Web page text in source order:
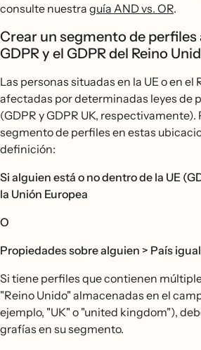
consulte nuestra guía AND vs. OR.
Crear un segmento de
GDPR y el GDPR del Reino
Las personas situadas en la UE o en el
afectadas por determinadas leyes de
(GDPR y GDPR UK, respectivamente).
segmento de perfiles en estas
definición:
Si alguien está o no dentro de la UE
la Unión Europea
O
Propiedades sobre alguien > País
Si tiene perfiles que contienen
"Reino Unido" almacenadas en el
ejemplo, "UK" o "united kingdom"),
grafías en su segmento.